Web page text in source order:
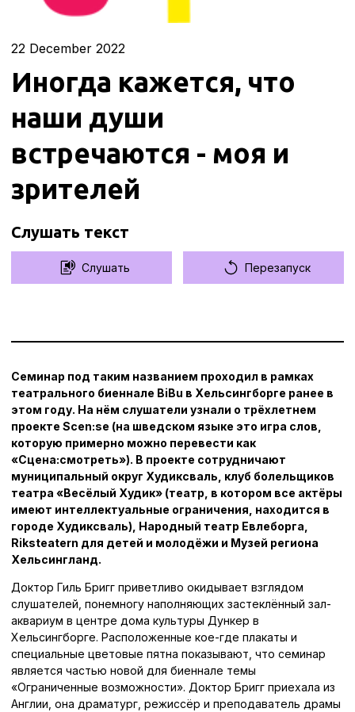
22 December 2022
Иногда кажется, что
наши души
встречаются - моя и
зрителей
Слушать текст
Слушать Перезапуск
Семинар под таким названием проходил в рамках
театрального биеннале BiBu в Хельсингборге ранее в
этом году. На нём слушатели узнали о трёхлетнем
проекте Scen:se (на шведском языке это игра слов,
которую примерно можно перевести как
«Сцена:смотреть»). В проекте сотрудничают
муниципальный округ Худиксваль, клуб болельщиков
театра «Весёлый Худик» (театр, в котором все актёры
имеют интеллектуальные ограничения, находится в
городе Худиксваль), Народный театр Евлеборга,
Riksteatern для детей и молодёжи и Музей региона
Хельсингланд.
Доктор Гиль Бригг приветливо окидывает взглядом
слушателей, понемногу наполняющих застеклённый зал-
аквариум в центре дома культуры Дункер в
Хельсингборге. Расположенные кое-где плакаты и
специальные цветовые пятна показывают, что семинар
является частью новой для биеннале темы
«Ограниченные возможности». Доктор Бригг приехала из
Англии, она драматург, режиссёр и преподаватель драмы